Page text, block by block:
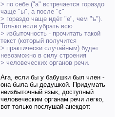
> по себе ("а" встречается гораздо
чаще "ы", а после "c"
> гораздо чаще идёт "е", чем "ъ").
Только если убрать всю
> избыточность - прочитать такой
текст (который получится
> практически случайным) будет
невозможно в силу строения
> человеческих органов речи.
Ага, если бы у бабушки был член -
она была бы дедушкой. Придумать
неизбыточный язык, доступный
человеческим органам речи легко,
вот только послушай анекдот: